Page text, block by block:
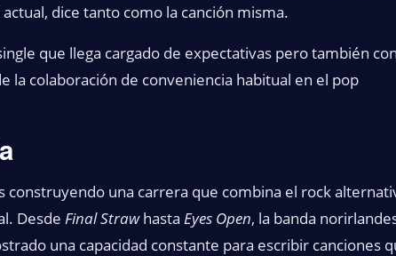
dice tanto como la canción misma.
que llega cargado de expectativas pero también
la colaboración de conveniencia habitual en el pop
construyendo una carrera que combina el rock
Desde Final Strawhasta Eyes Open, la banda
una capacidad constante para escribir canciones